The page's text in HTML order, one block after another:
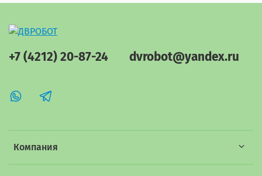
Компания
+7 (4212) 20-87-24 dvrobot@yandex.ru